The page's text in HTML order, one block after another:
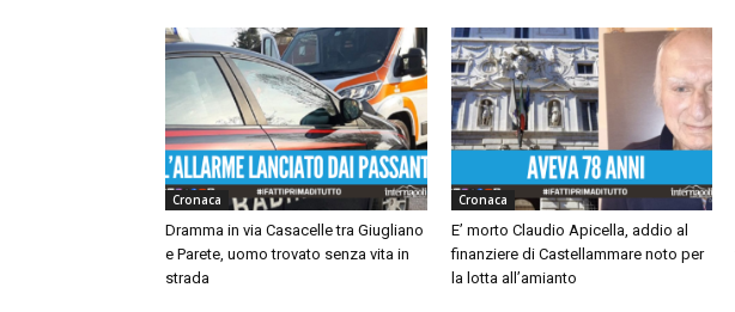
Cronaca
Dramma in via Casacelle tra Giugliano
e Parete, uomo trovato senza vita in
strada
Cronaca
E’ morto Claudio Apicella, addio al
finanziere di Castellammare noto per
la lotta all’amianto